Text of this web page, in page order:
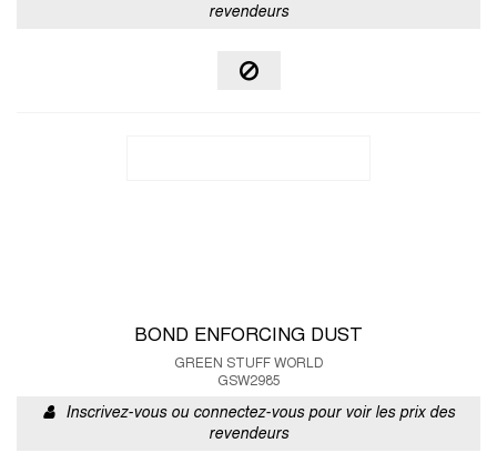
revendeurs
BOND ENFORCING DUST
GREEN STUFF WORLD
GSW2985
Inscrivez-vous ou connectez-vous pour voir les prix des
revendeurs